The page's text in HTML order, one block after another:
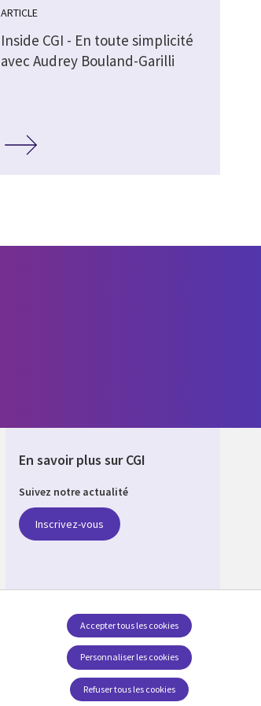
ARTICLE
Inside CGI - En toute simplicité
avec Audrey Bouland-Garilli
En savoir plus sur CGI
Suivez notre actualité
Inscrivez-vous
Retrouvez-nous sur les réseaux
Social Media FRANCE
Personnaliser les cookies
Accepter tous les cookies
Refuser tous les cookies